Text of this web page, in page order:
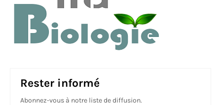
Rester informé
Abonnez-vous à notre liste de diffusion.